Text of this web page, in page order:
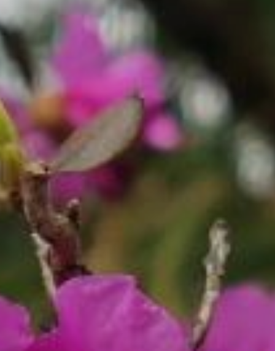
в хабаровском
гидрометцентре.
Если опираться
на долгосрочный прогноз,
то нынешний май
в Хабаровске покажет
нам целую палитру
температур. Она будет
варьироваться от теплых
+17... +20 градусов
до прохладных ночей, где
спать с одеялом станет
обязательным.
По прогнозам синоптиков,
самые тёплые дни
ожидаются в средине
месяца. Столбик
термометра может
подняться до 20... 21
градуса тепла. Ночами
тоже станет заметно
комфортнее +13... +15
градусов. Но затем
природа опять сменит
милость на гнев,
и начнётся небольшое
понижение температуры.
Осадки в мае ожидают
в пределах нормы,
а норма для этого месяца